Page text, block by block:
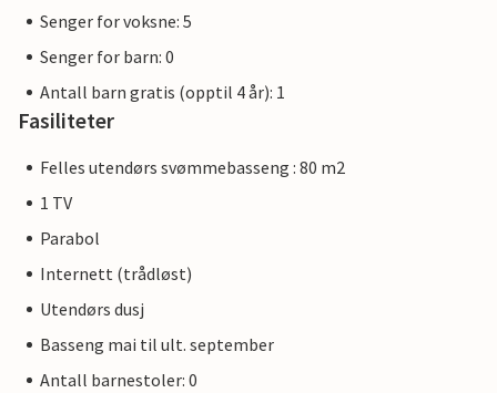
Senger for voksne: 5
Senger for barn: 0
Antall barn gratis (opptil 4 år): 1
Fasiliteter
Felles utendørs svømmebasseng : 80 m2
1 TV
Parabol
Internett (trådløst)
Utendørs dusj
Basseng mai til ult. september
Antall barnestoler: 0